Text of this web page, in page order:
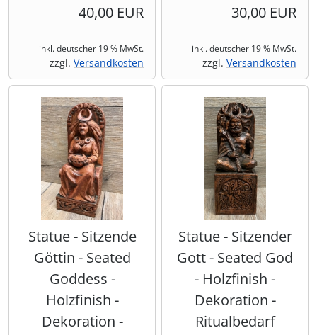
40,00 EUR
inkl. deutscher 19 % MwSt.
zzgl. Versandkosten
30,00 EUR
inkl. deutscher 19 % MwSt.
zzgl. Versandkosten
Statue - Sitzende
Göttin - Seated
Goddess -
Holzfinish -
Dekoration -
Statue - Sitzender
Gott - Seated God
- Holzfinish -
Dekoration -
Ritualbedarf